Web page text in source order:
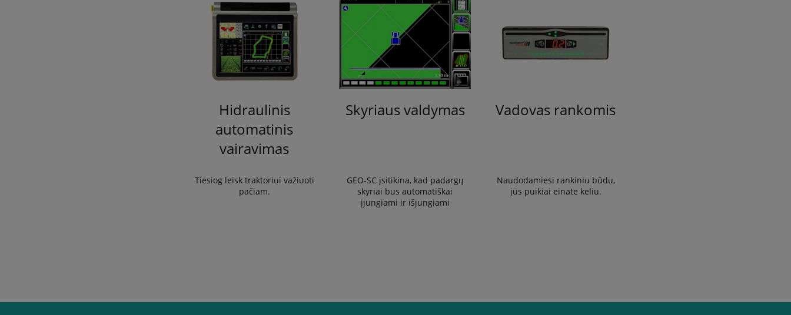
Hidraulinis
automatinis
vairavimas
Tiesiog leisk traktoriui važiuoti
pačiam.
Skyriaus valdymas
GEO-SC įsitikina, kad padargų
skyriai bus automatiškai
įjungiami ir išjungiami
Vadovas rankomis
Naudodamiesi rankiniu būdu,
jūs puikiai einate keliu.